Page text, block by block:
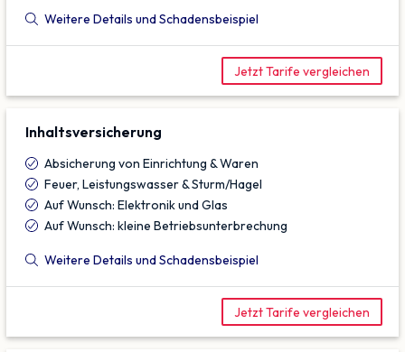
Weitere Details und Schadensbeispiel
Jetzt Tarife vergleichen
Inhalts­versicherung
Absicherung von Einrichtung & Waren
Feuer, Leistungswasser & Sturm/Hagel
Auf Wunsch: Elektronik und Glas
Auf Wunsch: kleine Betriebsunterbrechung
Weitere Details und Schadensbeispiel
Jetzt Tarife vergleichen